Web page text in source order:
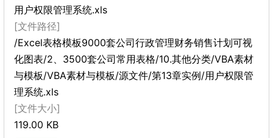
用户权限管理系统.xls
[文件路径]
/Excel表格模板9000套公司行政管理财务销售计划可视
化图表/2、3500套公司常用表格/10.其他分类/VBA素材
与模板/VBA素材与模板/源文件/第13章实例/用户权限管
理系统.xls
[文件大小]
119.00 KB